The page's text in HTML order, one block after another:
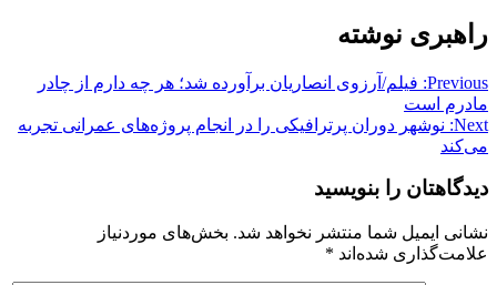
راهبری نوشته
Previous: فیلم/آرزوی انصاریان برآورده شد؛ هر چه دارم از چادر
مادرم است
Next: نوشهر دوران پرترافیکی را در انجام پروژه‌های عمرانی تجربه
می‌کند
دیدگاهتان را بنویسید
نشانی ایمیل شما منتشر نخواهد شد. بخش‌های موردنیاز
علامت‌گذاری شده‌اند *